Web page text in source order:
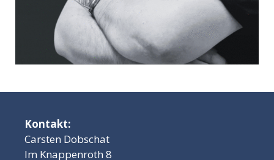
Kontakt:
Carsten Dobschat
Im Knappenroth 8